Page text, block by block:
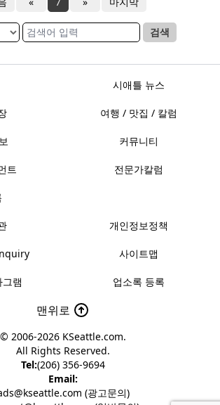
검색
시애틀 뉴스
여행 / 맛집 / 칼럼
커뮤니티
트 전문가칼럼
개인정보정책
사이트맵
램 업소록 등록
맨위로
© 2006-2026 KSeattle.com.
All Rights Reserved.
Tel:(206) 356-9694
Email:
(광고문의)